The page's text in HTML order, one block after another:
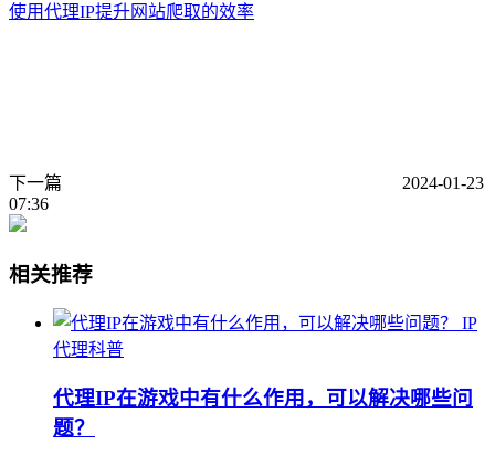
使用代理IP提升网站爬取的效率
下一篇
2024-01-23
07:36
相关推荐
IP
代理科普
代理IP在游戏中有什么作用，可以解决哪些问
题？